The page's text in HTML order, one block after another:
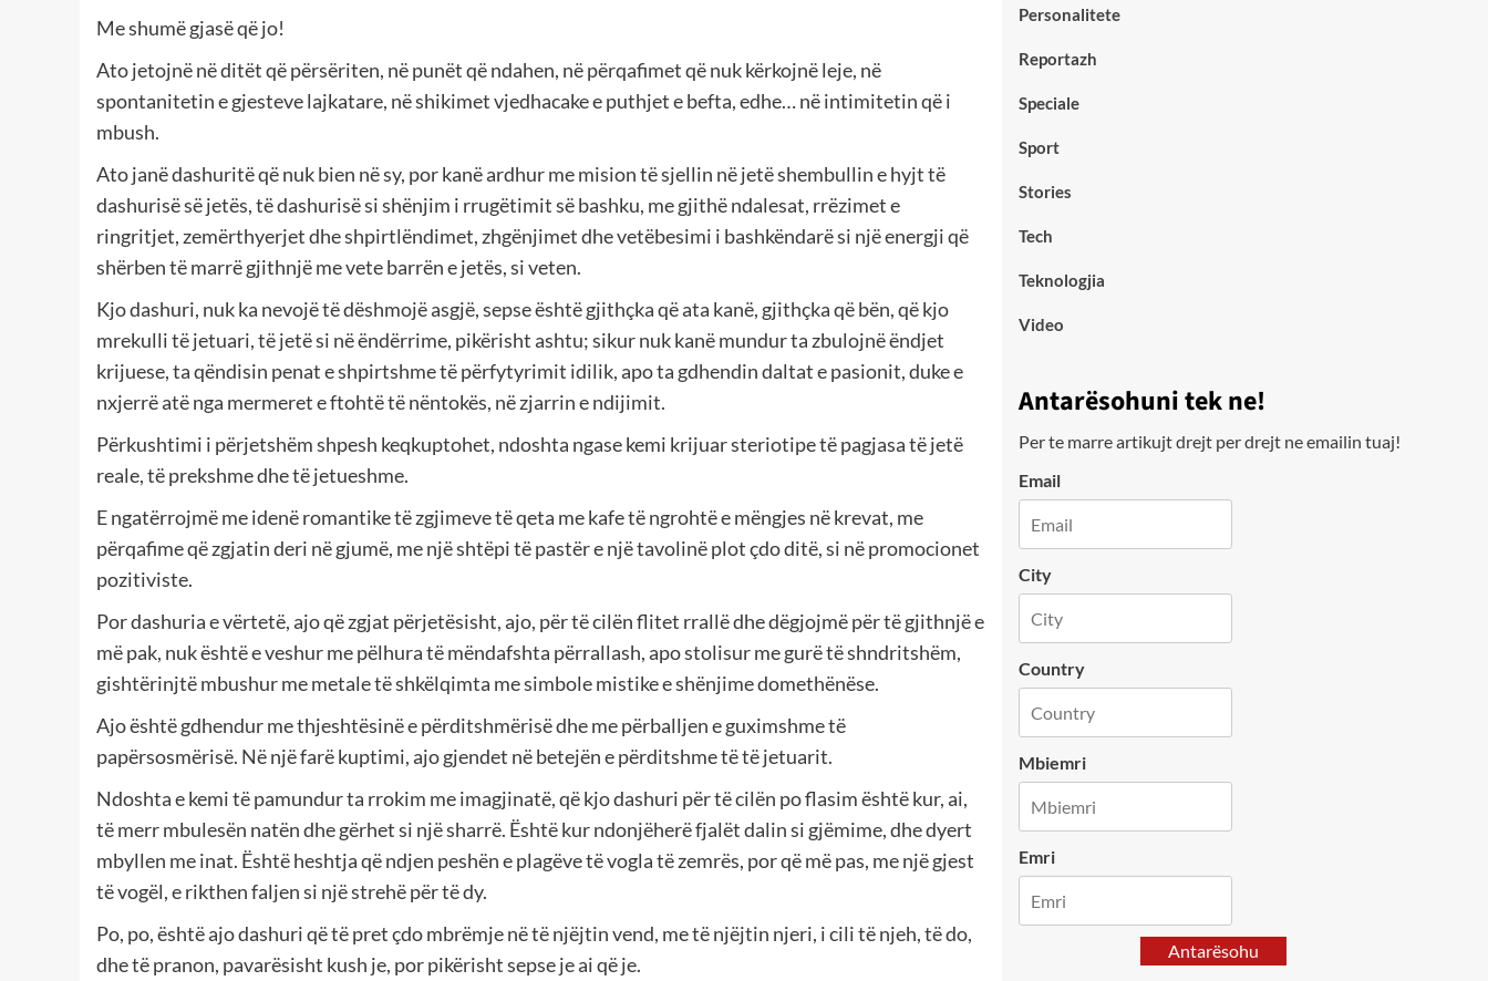
Me shumë gjasë që jo!
Ato jetojnë në ditët që përsëriten, në punët që ndahen, në përqafimet që nuk kërkojnë leje, në
spontanitetin e gjesteve lajkatare, në shikimet vjedhacake e puthjet e befta, edhe… në intimitetin që i
mbush.
Ato janë dashuritë që nuk bien në sy, por kanë ardhur me mision të sjellin në jetë shembullin e hyjt të
dashurisë së jetës, të dashurisë si shënjim i rrugëtimit së bashku, me gjithë ndalesat, rrëzimet e
ringritjet, zemërthyerjet dhe shpirtlëndimet, zhgënjimet dhe vetëbesimi i bashkëndarë si një energji që
shërben të marrë gjithnjë me vete barrën e jetës, si veten.
Kjo dashuri, nuk ka nevojë të dëshmojë asgjë, sepse është gjithçka që ata kanë, gjithçka që bën, që kjo
mrekulli të jetuari, të jetë si në ëndërrime, pikërisht ashtu; sikur nuk kanë mundur ta zbulojnë ëndjet
krijuese, ta qëndisin penat e shpirtshme të përfytyrimit idilik, apo ta gdhendin daltat e pasionit, duke e
nxjerrë atë nga mermeret e ftohtë të nëntokës, në zjarrin e ndijimit.
Përkushtimi i përjetshëm shpesh keqkuptohet, ndoshta ngase kemi krijuar steriotipe të pagjasa të jetë
reale, të prekshme dhe të jetueshme.
E ngatërrojmë me idenë romantike të zgjimeve të qeta me kafe të ngrohtë e mëngjes në krevat, me
përqafime që zgjatin deri në gjumë, me një shtëpi të pastër e një tavolinë plot çdo ditë, si në promocionet
pozitiviste.
Por dashuria e vërtetë, ajo që zgjat përjetësisht, ajo, për të cilën flitet rrallë dhe dëgjojmë për të gjithnjë e
më pak, nuk është e veshur me pëlhura të mëndafshta përrallash, apo stolisur me gurë të shndritshëm,
gishtërinjtë mbushur me metale të shkëlqimta me simbole mistike e shënjime domethënëse.
Ajo është gdhendur me thjeshtësinë e përditshmërisë dhe me përballjen e guximshme të
papërsosmërisë. Në një farë kuptimi, ajo gjendet në betejën e përditshme të të jetuarit.
Ndoshta e kemi të pamundur ta rrokim me imagjinatë, që kjo dashuri për të cilën po flasim është kur, ai,
të merr mbulesën natën dhe gërhet si një sharrë. Është kur ndonjëherë fjalët dalin si gjëmime, dhe dyert
mbyllen me inat. Është heshtja që ndjen peshën e plagëve të vogla të zemrës, por që më pas, me një gjest
të vogël, e rikthen faljen si një strehë për të dy.
Po, po, është ajo dashuri që të pret çdo mbrëmje në të njëjtin vend, me të njëjtin njeri, i cili të njeh, të do,
dhe të pranon, pavarësisht kush je, por pikërisht sepse je ai që je.
Personalitete
Reportazh
Speciale
Sport
Stories
Tech
Teknologjia
Video
Antarësohuni tek ne!
Per te marre artikujt drejt per drejt ne emailin tuaj!
Email
City
Country
Mbiemri
Emri
Antarësohu